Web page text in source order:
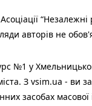
авторів не
№1 у
З vsim.ua - ви
засобах